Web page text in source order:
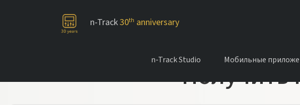
n-Track30th anniversary
n-Track Studio Мобильные
Получить